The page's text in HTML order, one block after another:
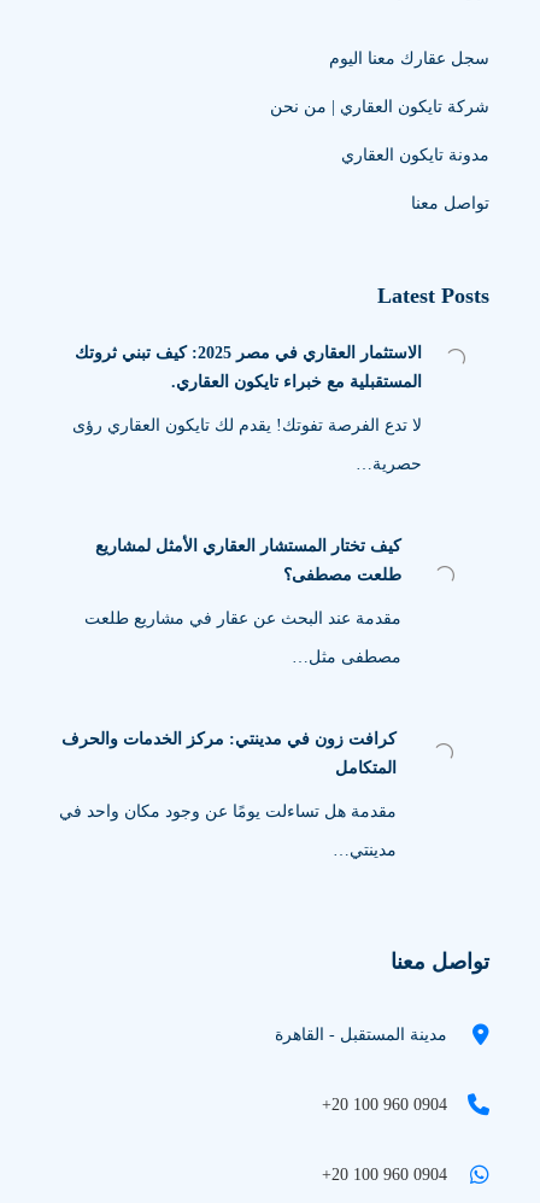
سجل عقارك معنا اليوم
شركة تايكون العقاري | من نحن
مدونة تايكون العقاري
تواصل معنا
Latest Posts
الاستثمار العقاري في مصر 2025: كيف تبني ثروتك
المستقبلية مع خبراء تايكون العقاري.
لا تدع الفرصة تفوتك! يقدم لك تايكون العقاري رؤى
حصرية…
كيف تختار المستشار العقاري الأمثل لمشاريع
طلعت مصطفى؟
مقدمة عند البحث عن عقار في مشاريع طلعت
مصطفى مثل…
كرافت زون في مدينتي: مركز الخدمات والحرف
المتكامل
مقدمة هل تساءلت يومًا عن وجود مكان واحد في
مدينتي…
تواصل معنا
مدينة المستقبل - القاهرة
+20 100 960 0904
+20 100 960 0904